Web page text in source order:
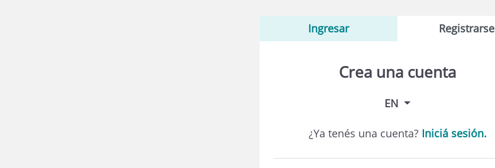
Ingresar Registrarse
Crea una cuenta
EN
¿Ya tenés una cuenta? Iniciá sesión.